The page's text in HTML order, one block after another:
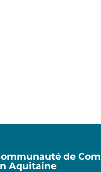
de
Aquitaine